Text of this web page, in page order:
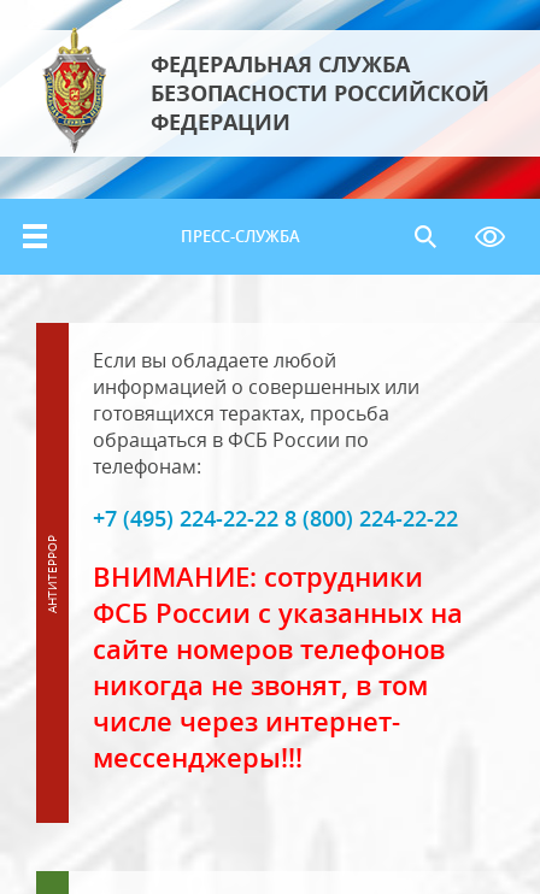
ФЕДЕРАЛЬНАЯ СЛУЖБА
БЕЗОПАСНОСТИ РОССИЙСКОЙ
ФЕДЕРАЦИИ
ПРЕСС-СЛУЖБА
Если вы обладаете любой
информацией о совершенных или
готовящихся терактах, просьба
обращаться в ФСБ России по
телефонам:
+7 (495) 224-22-22 8 (800) 224-22-22
ВНИМАНИЕ: сотрудники
ФСБ России с указанных на
сайте номеров телефонов
никогда не звонят, в том
числе через интернет-
мессенджеры!!!